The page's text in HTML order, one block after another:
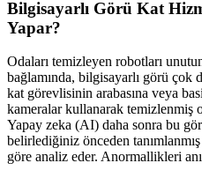
Bilgisayarlı Görü Kat
Yapar?
Odaları temizleyen robotları
bağlamında, bilgisayarlı görü çok
kat görevlisinin arabasına veya
kameralar kullanarak temizlenmiş
Yapay zeka (AI) daha sonra bu
belirlediğiniz önceden
göre analiz eder. Anormallikleri